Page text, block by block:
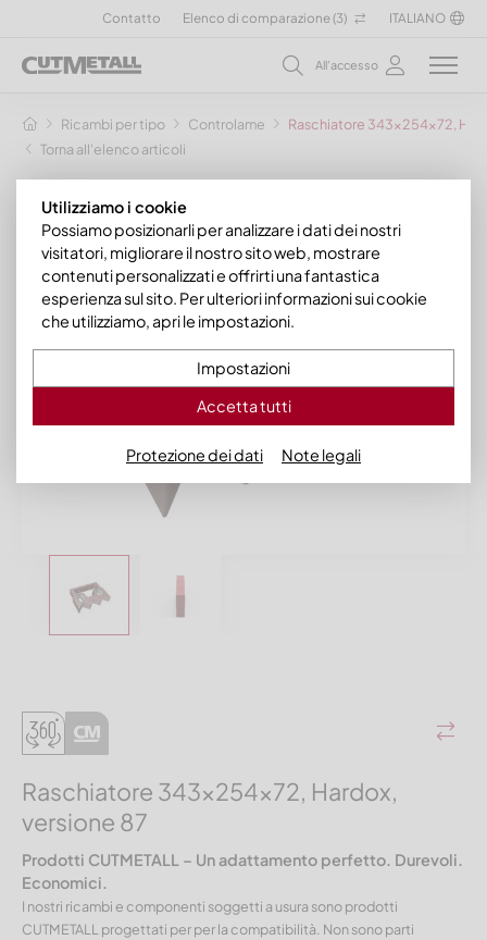
Contatto Elenco di comparazione (3) ITALIANO
All'accesso
Ricambi per tipo Controlame
Raschiatore 343x254x72,
Torna all'elenco articoli
Raschiatore 343x254x72, Hardox,
versione 87
Prodotti CUTMETALL – Un adattamento perfetto. Durevoli.
Economici.
I nostri ricambi e componenti soggetti a usura sono prodotti
CUTMETALL progettati per per la compatibilità. Non sono parti
Utilizziamo i cookie
Possiamo posizionarli per analizzare i dati dei nostri
visitatori, migliorare il nostro sito web, mostrare
contenuti personalizzati e offrirti una fantastica
esperienza sul sito. Per ulteriori informazioni sui cookie
che utilizziamo, apri le impostazioni.
Impostazioni
Accetta tutti
Protezione dei dati Note legali